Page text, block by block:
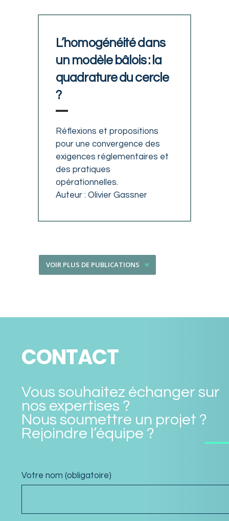
L’homogénéité dans
un modèle bâlois : la
quadrature du cercle
?
Réflexions et propositions
pour une convergence des
exigences réglementaires et
des pratiques
opérationnelles.
Auteur : Olivier Gassner
VOIR PLUS DE PUBLICATIONS
CONTACT
Vous souhaitez échanger sur
nos expertises ?
Nous soumettre un projet ?
Rejoindre l’équipe ?
Votre nom (obligatoire)